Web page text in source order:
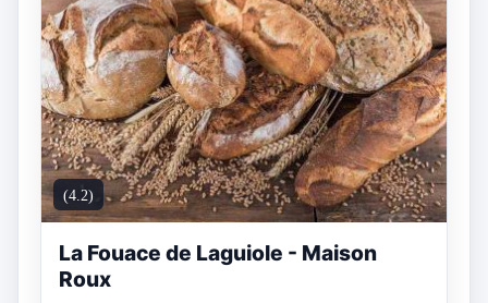
(4.2)
La Fouace de Laguiole - Maison
Roux